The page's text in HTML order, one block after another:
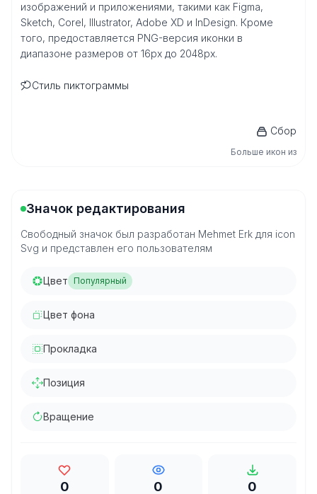
изображений и приложениями, такими как Figma,
Sketch, Corel, Illustrator, Adobe XD и InDesign. Кроме
того, предоставляется PNG-версия иконки в
диапазоне размеров от 16px до 2048px.
Стиль пиктограммы
Сбор
Больше икон из
Значок редактирования
Свободный значок был разработан Mehmet Erk для icon
Svg и представлен его пользователям
Цвет Популярный
Цвет фона
Прокладка
Позиция
Вращение
0 0 0